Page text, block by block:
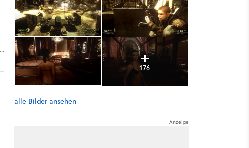
176
alle Bilder ansehen